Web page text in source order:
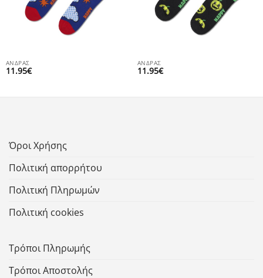
ΆΝΔΡΑΣ
11.95€
ΆΝΔΡΑΣ
11.95€
Όροι Χρήσης
Πολιτική απορρήτου
Πολιτική Πληρωμών
Πολιτική cookies
Τρόποι Πληρωμής
Τρόποι Αποστολής